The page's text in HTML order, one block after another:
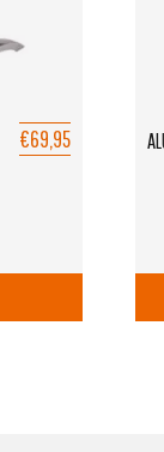
€69,95